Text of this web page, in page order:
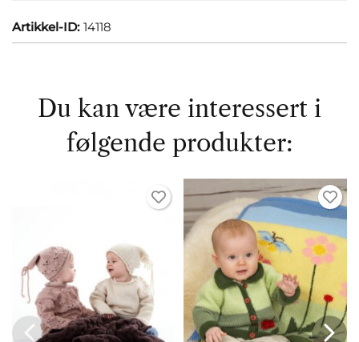
Artikkel-ID: 14118
Du kan være interessert i
følgende produkter: